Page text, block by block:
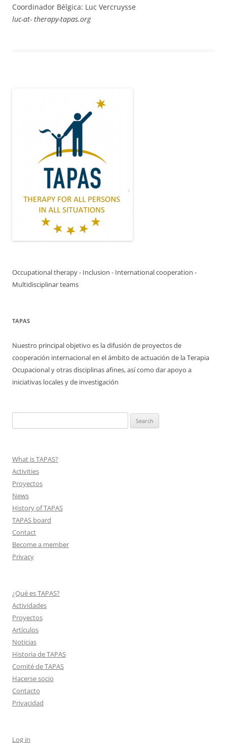
Coordinador Bélgica: Luc Vercruysse
luc-at- therapy-tapas.org
Occupational therapy - Inclusion - International cooperation -
Multidisciplinar teams
TAPAS
Nuestro principal objetivo es la difusión de proyectos de
cooperación internacional en el ámbito de actuación de la Terapia
Ocupacional y otras disciplinas afines, así como dar apoyo a
iniciativas locales y de investigación
for:
What is TAPAS?
Activities
Proyectos
News
History of TAPAS
TAPAS board
Contact
Become a member
Privacy
¿Qué es TAPAS?
Actividades
Proyectos
Artículos
Noticias
Historia de TAPAS
Comité de TAPAS
Hacerse socio
Contacto
Privacidad
Log in